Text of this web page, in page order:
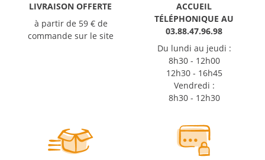
LIVRAISON OFFERTE
à partir de 59 € de
commande sur le site
ACCUEIL
TÉLÉPHONIQUE AU
03.88.47.96.98
Du lundi au jeudi :
8h30 - 12h00
12h30 - 16h45
Vendredi :
8h30 - 12h30